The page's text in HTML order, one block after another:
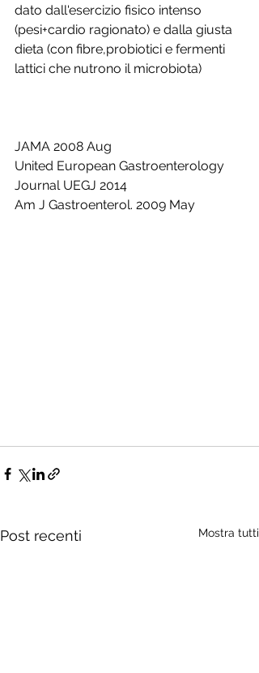
dato dall'esercizio fisico intenso
(pesi+cardio ragionato) e dalla giusta
dieta (con fibre,probiotici e fermenti
lattici che nutrono il microbiota)
JAMA 2008 Aug
United European Gastroenterology
Journal UEGJ 2014
Am J Gastroenterol. 2009 May
Post recenti Mostra tutti